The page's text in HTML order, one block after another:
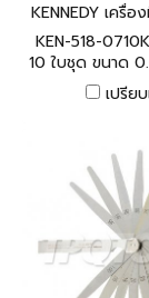
KENNEDY เครื่
KEN-
KEN-518-
10 ใบชุด ขนาด
KENNEDYเปรีย